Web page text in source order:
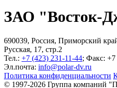
ЗАО "Восток-
690039, Россия, Приморский
Русская, 17, стр.2
Тел.: +7 (423) 231-11-44; Факс: +7
Эл.почта: info@polar-dv.ru
Политика конфиденциальности
© 1997-2026 Группа компаний